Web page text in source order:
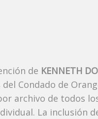
de KENNETH
Condado de
archivo de todos
La inclusión